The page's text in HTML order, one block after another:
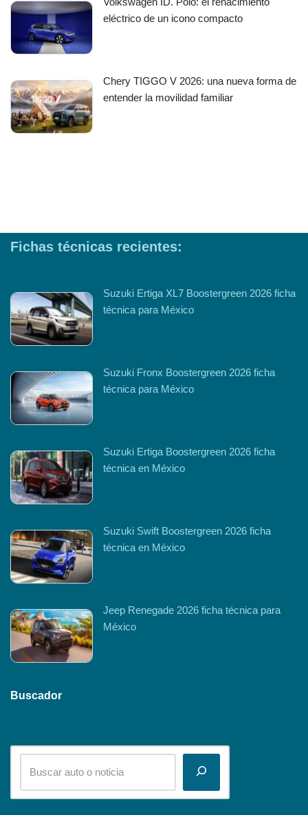
eléctrico de un icono compacto
Chery TIGGO V 2026: una nueva forma de
entender la movilidad familiar
Fichas técnicas recientes:
Suzuki Ertiga XL7 Boostergreen 2026 ficha
técnica para México
Suzuki Fronx Boostergreen 2026 ficha
técnica para México
Suzuki Ertiga Boostergreen 2026 ficha
técnica en México
Suzuki Swift Boostergreen 2026 ficha
técnica en México
Jeep Renegade 2026 ficha técnica para
México
Buscador